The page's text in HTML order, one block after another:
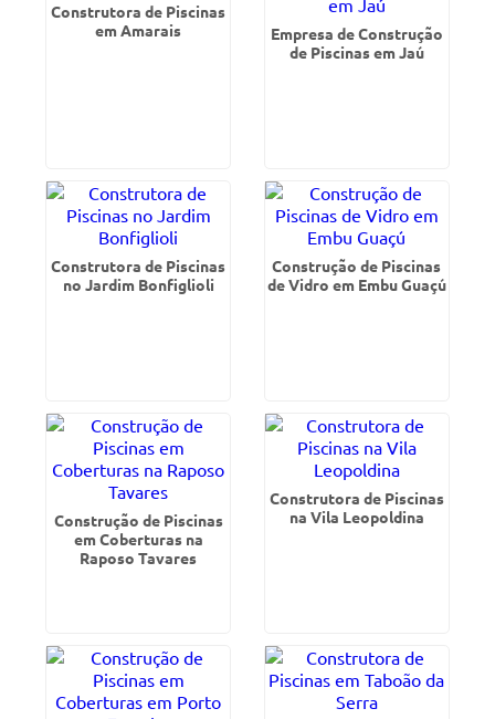
Construtora de Piscinas
em Amarais
Empresa de Construção
de Piscinas em Jaú
Construtora de Piscinas
no Jardim Bonfiglioli
Construção de Piscinas
de Vidro em Embu Guaçú
Construção de Piscinas
em Coberturas na
Raposo Tavares
Construtora de Piscinas
na Vila Leopoldina